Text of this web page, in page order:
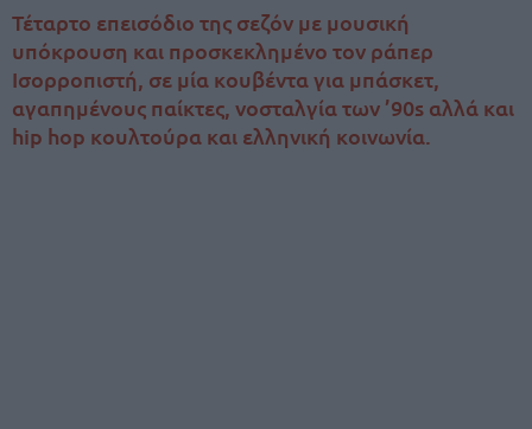
Τέταρτο επεισόδιο της σεζόν με μουσική
υπόκρουση και προσκεκλημένο τον ράπερ
Ισορροπιστή, σε μία κουβέντα για μπάσκετ,
αγαπημένους παίκτες, νοσταλγία των ’90s αλλά και
hip hop κουλτούρα και ελληνική κοινωνία.